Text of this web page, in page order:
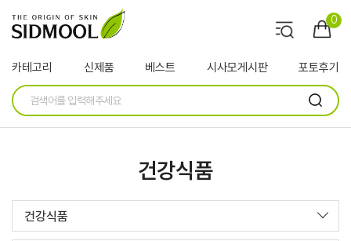
0
카테고리 신제품 베스트 시사모게시판 포토후기
건강식품
건강식품